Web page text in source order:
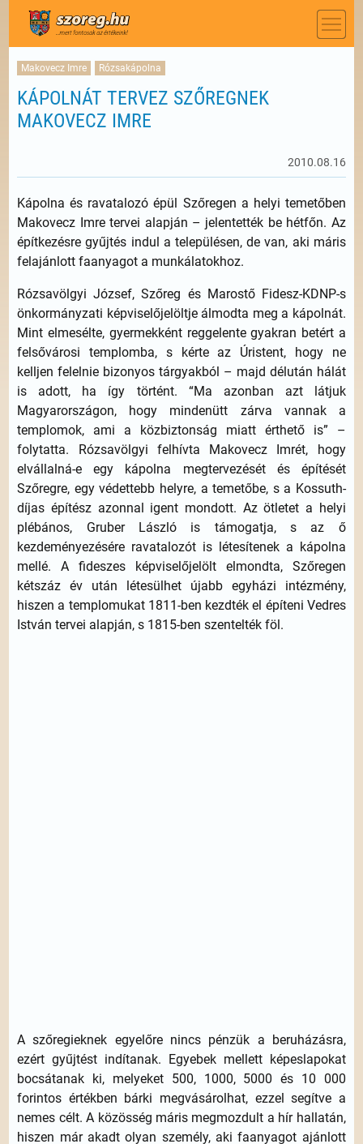
Makovecz Imre Rózsakápolna
KÁPOLNÁT TERVEZ SZŐREGNEK
MAKOVECZ IMRE
2010.08.16
Kápolna és ravatalozó épül Szőregen a helyi temetőben
Makovecz Imre tervei alapján – jelentették be hétfőn. Az
építkezésre gyűjtés indul a településen, de van, aki máris
felajánlott faanyagot a munkálatokhoz.
Rózsavölgyi József, Szőreg és Marostő Fidesz-KDNP-s
önkormányzati képviselőjelöltje álmodta meg a kápolnát.
Mint elmesélte, gyermekként reggelente gyakran betért a
felsővárosi templomba, s kérte az Úristent, hogy ne
kelljen felelnie bizonyos tárgyakból – majd délután hálát
is adott, ha így történt. “Ma azonban azt látjuk
Magyarországon, hogy mindenütt zárva vannak a
templomok, ami a közbiztonság miatt érthető is” –
folytatta. Rózsavölgyi felhívta Makovecz Imrét, hogy
elvállalná-e egy kápolna megtervezését és építését
Szőregre, egy védettebb helyre, a temetőbe, s a Kossuth-
díjas építész azonnal igent mondott. Az ötletet a helyi
plébános, Gruber László is támogatja, s az ő
kezdeményezésére ravatalozót is létesítenek a kápolna
mellé. A fideszes képviselőjelölt elmondta, Szőregen
kétszáz év után létesülhet újabb egyházi intézmény,
hiszen a templomukat 1811-ben kezdték el építeni Vedres
István tervei alapján, s 1815-ben szentelték föl.
A szőregieknek egyelőre nincs pénzük a beruházásra,
ezért gyűjtést indítanak. Egyebek mellett képeslapokat
bocsátanak ki, melyeket 500, 1000, 5000 és 10 000
forintos értékben bárki megvásárolhat, ezzel segítve a
nemes célt. A közösség máris megmozdult a hír hallatán,
hiszen már akadt olyan személy, aki faanyagot ajánlott